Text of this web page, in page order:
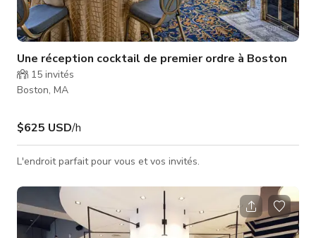
Une réception cocktail de premier ordre à Boston
15 invités
Boston, MA
$625 USD/h
L'endroit parfait pour vous et vos invités.